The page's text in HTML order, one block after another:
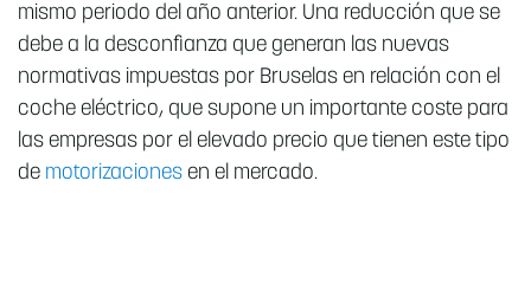
mismo periodo del año anterior. Una reducción que se
debe a la desconfianza que generan las nuevas
normativas impuestas por Bruselas en relación con el
coche eléctrico, que supone un importante coste para
las empresas por el elevado precio que tienen este tipo
de motorizaciones en el mercado.